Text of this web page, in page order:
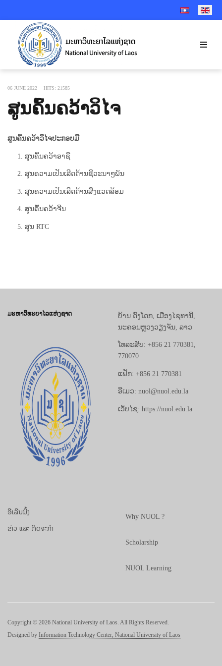
SELECT YOUR
06 JUNE 2022 HITS: 21585
ສູນຄົ້ນຄວ້າວິໄຈ
ສູນຄົ້ນຄວ້າວິໄຈປະກອບມີ
1. ສູນຄົ້ນຄວ້າອາຊີ
2. ສູນຄວາມເປັນເລີດດ້ານຊີວະນາໆພັນ
3. ສູນຄວາມເປັນເລີດດ້ານສິ່ງແວດລ້ອມ
4. ສູນຄົ້ນຄວ້າຈີນ
5. ສູນ RTC
ມະຫາວິທະຍາໄລແຫ່ງຊາດ
ບ້ານ ດົງໂດກ, ເມືອງໄຊທານີ,
ນະຄອນຫຼວງວຽງຈັນ, ລາວ
ໂທລະສັບ: +856 21 770381,
770070
ແຟັກ: +856 21 770381
ອີເມວ: nuol@nuol.edu.la
ເວັບໄຊ: https://nuol.edu.la
ອີເລີນນີ້ງ
ຂ່າວ ແລະ ກິດຈະກຳ
Why NUOL ?
Scholarship
NUOL Learning
Copyright © 2026 National University of Laos. All Rights Reserved.
Designed by Information Technology Center, National University of Laos